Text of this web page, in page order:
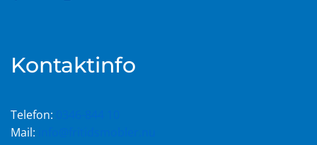
Kontaktinfo
Telefon:
Mail: